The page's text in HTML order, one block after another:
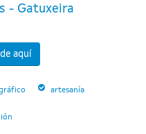
- Gatuxeira
aquí
artesanía